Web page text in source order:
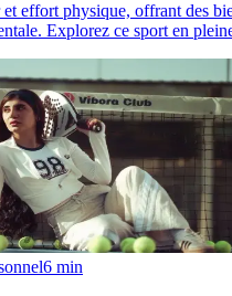
effort physique, offrant des
Explorez ce sport en
6 min